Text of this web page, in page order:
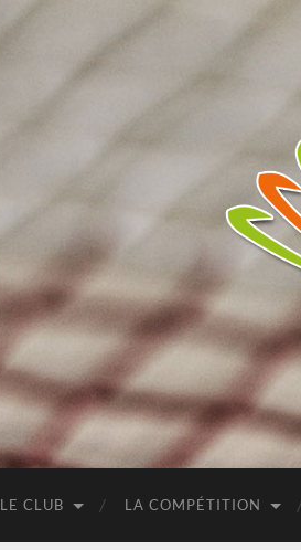
LE CLUB LA COMPÉTITION